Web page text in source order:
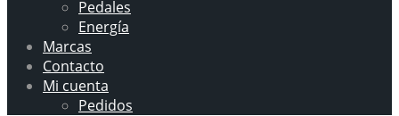
Pedales
Energía
Marcas
Contacto
Mi cuenta
Pedidos